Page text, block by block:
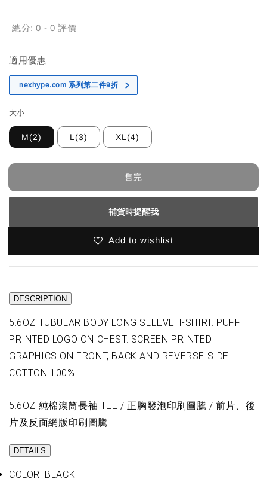
總分:0 - 0 評價
適用優惠
nexhype.com 系列第二件9折
大小
M(2) L(3) XL(4)
售完
補貨時提醒我
Add to wishlist
DESCRIPTION
5.6OZ TUBULAR BODY LONG SLEEVE T-SHIRT. PUFF
PRINTED LOGO ON CHEST. SCREEN PRINTED
GRAPHICS ON FRONT, BACK AND REVERSE SIDE.
COTTON 100%.
5.6OZ 純棉滾筒長袖 TEE / 正胸發泡印刷圖騰 / 前片、後
片及反面網版印刷圖騰
DETAILS
COLOR: BLACK